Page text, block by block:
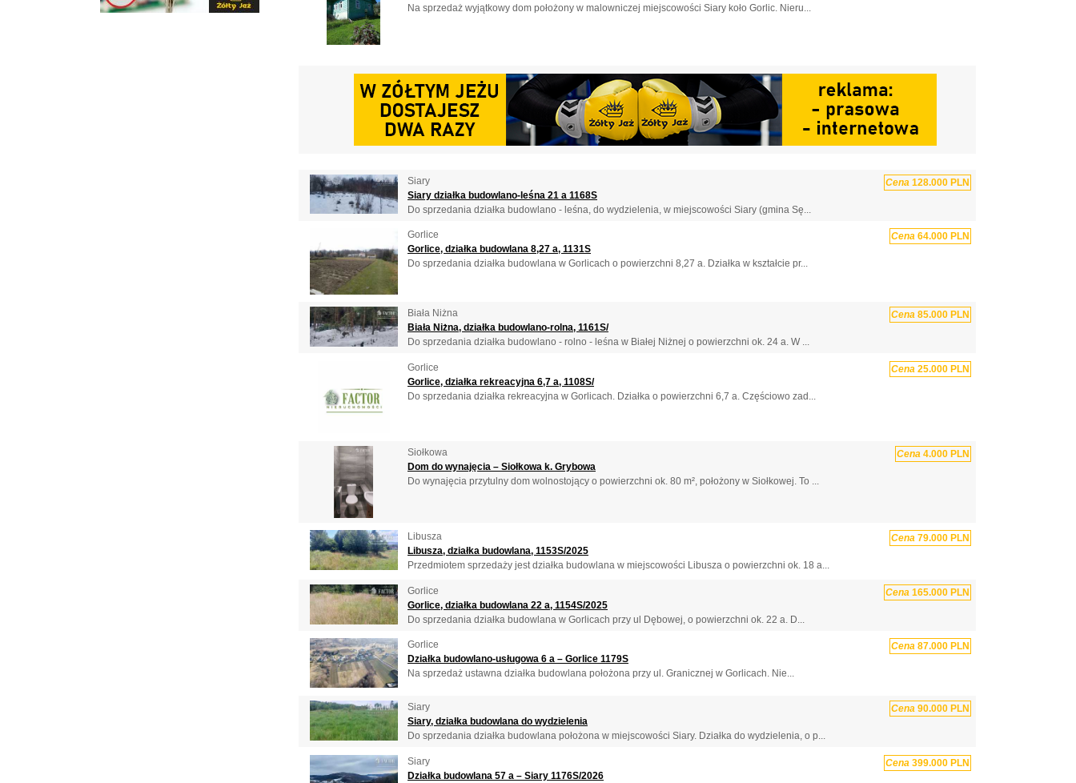
Na sprzedaż wyjątkowy dom położony w malowniczej miejscowości Siary koło Gorlic. Nieru...
Siary Cena 128.000 PLN
Siary działka budowlano-leśna 21 a 1168S
Do sprzedania działka budowlano - leśna, do wydzielenia, w miejscowości Siary (gmina Sę...
Gorlice Cena 64.000 PLN
Gorlice, działka budowlana 8,27 a, 1131S
Do sprzedania działka budowlana w Gorlicach o powierzchni 8,27 a. Działka w kształcie pr...
Biała Niżna Cena 85.000 PLN
Biała Niżna, działka budowlano-rolna, 1161S/
Do sprzedania działka budowlano - rolno - leśna w Białej Niżnej o powierzchni ok. 24 a. W ...
Gorlice Cena 25.000 PLN
Gorlice, działka rekreacyjna 6,7 a, 1108S/
Do sprzedania działka rekreacyjna w Gorlicach. Działka o powierzchni 6,7 a. Częściowo zad...
Siołkowa Cena 4.000 PLN
Dom do wynajęcia – Siołkowa k. Grybowa
Do wynajęcia przytulny dom wolnostojący o powierzchni ok. 80 m², położony w Siołkowej. To ...
Libusza Cena 79.000 PLN
Libusza, działka budowlana, 1153S/2025
Przedmiotem sprzedaży jest działka budowlana w miejscowości Libusza o powierzchni ok. 18 a...
Gorlice Cena 165.000 PLN
Gorlice, działka budowlana 22 a, 1154S/2025
Do sprzedania działka budowlana w Gorlicach przy ul Dębowej, o powierzchni ok. 22 a. D...
Gorlice Cena 87.000 PLN
Działka budowlano-usługowa 6 a – Gorlice 1179S
Na sprzedaż ustawna działka budowlana położona przy ul. Granicznej w Gorlicach. Nie...
Siary Cena 90.000 PLN
Siary, działka budowlana do wydzielenia
Do sprzedania działka budowlana położona w miejscowości Siary. Działka do wydzielenia, o p...
Siary Cena 399.000 PLN
Działka budowlana 57 a – Siary 1176S/2026